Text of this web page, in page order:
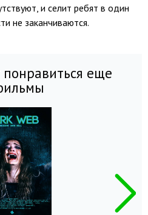
и селит ребят в один
не заканчиваются.
еще